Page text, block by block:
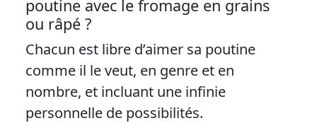
poutine avec le fromage en grains
ou râpé ?
Chacun est libre d’aimer sa poutine
comme il le veut, en genre et en
nombre, et incluant une infinie
personnelle de possibilités.